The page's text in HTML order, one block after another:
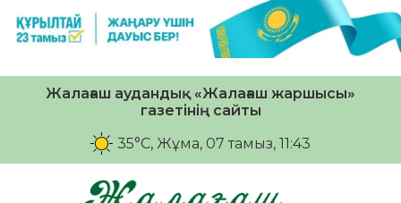
Жалағаш аудандық «Жалағаш жаршысы»
газетінің сайты
35°C, Жұма, 07 тамыз, 11:43